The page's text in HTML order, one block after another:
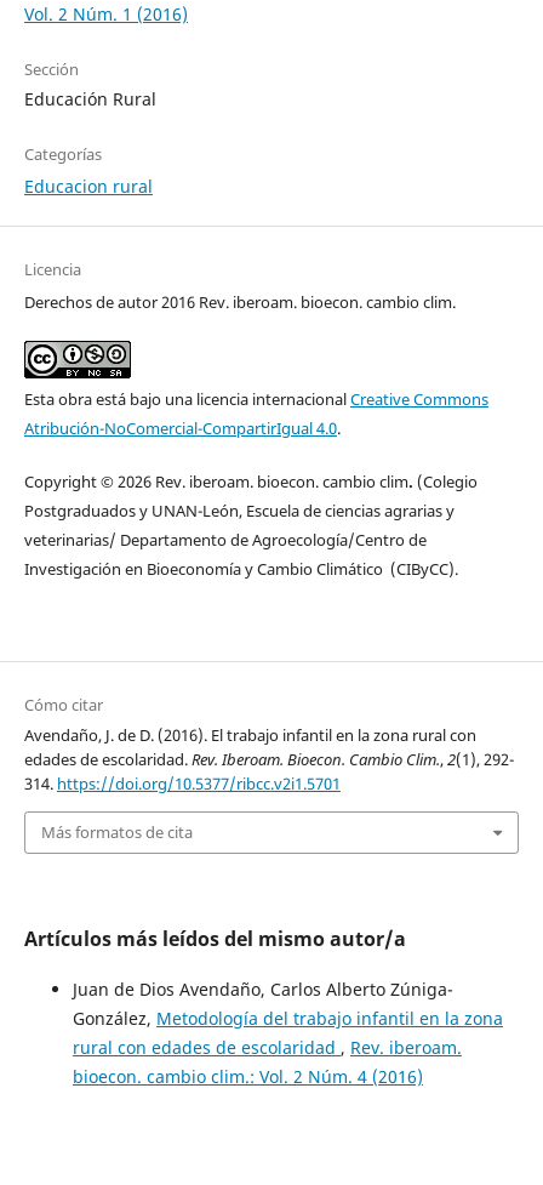
Vol. 2 Núm. 1 (2016)
Sección
Educación Rural
Categorías
Educacion rural
Licencia
Derechos de autor 2016 Rev. iberoam. bioecon. cambio clim.
Esta obra está bajo una licencia internacionalCreative Commons
Atribución-NoComercial-CompartirIgual 4.0.
Copyright © 2026 Rev. iberoam. bioecon. cambio clim. (Colegio
Postgraduados y UNAN-León, Escuela de ciencias agrarias y
veterinarias/ Departamento de Agroecología/Centro de
Investigación en Bioeconomía y Cambio Climático (CIByCC).
Cómo citar
Avendaño, J. de D. (2016). El trabajo infantil en la zona rural con
edades de escolaridad.Rev. Iberoam. Bioecon. Cambio Clim.,2(1), 292-
314. https://doi.org/10.5377/ribcc.v2i1.5701
Más formatos de cita
Artículos más leídos del mismo autor/a
Juan de Dios Avendaño, Carlos Alberto Zúniga-
González, Metodología del trabajo infantil en la zona
rural con edades de escolaridad , Rev. iberoam.
bioecon. cambio clim.: Vol. 2 Núm. 4 (2016)